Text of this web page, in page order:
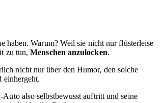
haben. Warum? Weil sie nicht nur flüsterleise
zu tun,Menschen anzulocken.
nicht nur über den Humor, den solche
einhergeht.
also selbstbewusst auftritt und seine